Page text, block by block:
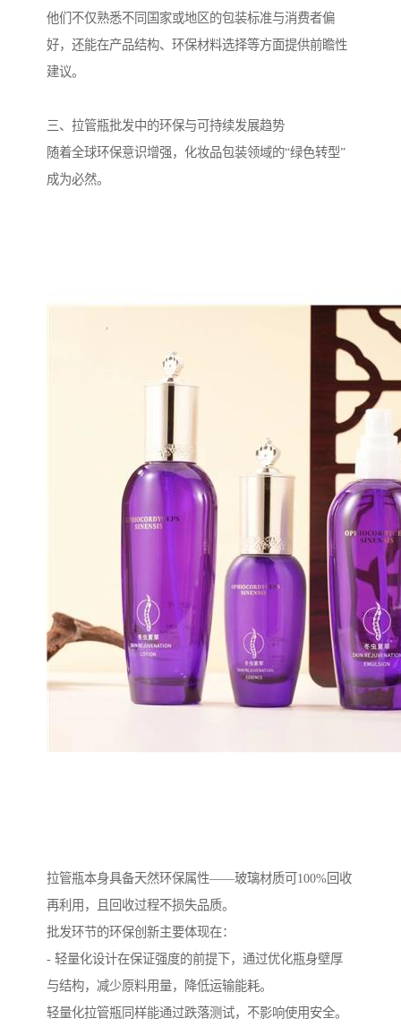
他们不仅熟悉不同国家或地区的包装标准与消费者偏
好，还能在产品结构、环保材料选择等方面提供前瞻性
建议。
三、拉管瓶批发中的环保与可持续发展趋势
随着全球环保意识增强，化妆品包装领域的“绿色转型”
成为必然。
拉管瓶本身具备天然环保属性——玻璃材质可100%回收
再利用，且回收过程不损失品质。
批发环节的环保创新主要体现在：
- 轻量化设计在保证强度的前提下，通过优化瓶身壁厚
与结构，减少原料用量，降低运输能耗。
轻量化拉管瓶同样能通过跌落测试，不影响使用安全。